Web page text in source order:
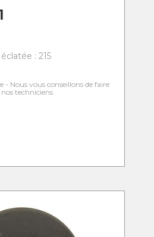
: 215
- Nous vous conseillons de faire
techniciens